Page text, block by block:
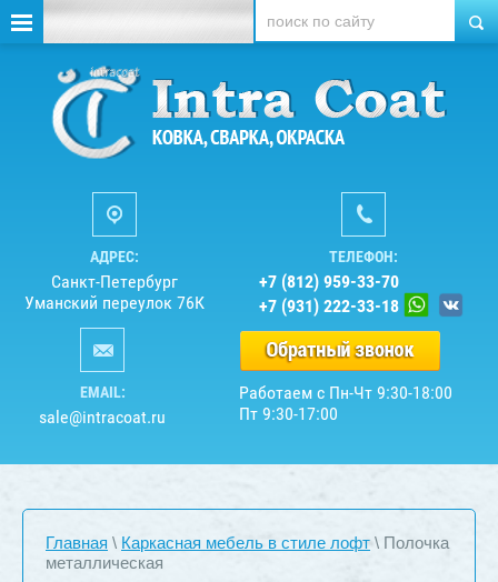
АДРЕС:
Санкт-Петербург
Уманский переулок 76К
ТЕЛЕФОН:
+7 (812) 959-33-70
+7 (931) 222-33-18
EMAIL:
sale@intracoat.ru
Работаем с Пн-Чт 9:30-18:00
Пт 9:30-17:00
Главная \ Каркасная мебель в стиле лофт \ Полочка
металлическая